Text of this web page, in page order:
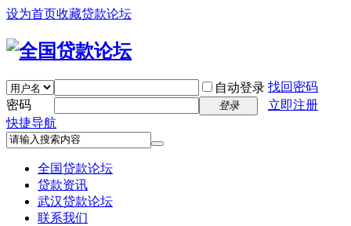
设为首页收藏贷款论坛
自动登录 找回密码
密码
登录
立即注册
快捷导航
全国贷款论坛
贷款资讯
武汉贷款论坛
联系我们